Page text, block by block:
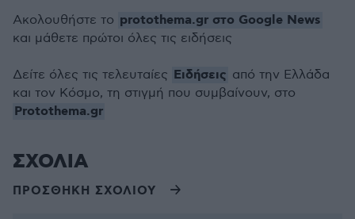
Ακολουθήστε το protothema.gr στο Google News
και μάθετε πρώτοι όλες τις ειδήσεις
Δείτε όλες τις τελευταίες Ειδήσεις από την Ελλάδα
και τον Κόσμο, τη στιγμή που συμβαίνουν, στο
Protothema.gr
ΣΧΟΛΙΑ
ΠΡΟΣΘΗΚΗ ΣΧΟΛΙΟΥ